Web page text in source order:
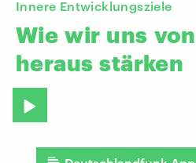
Innere Entwicklungsziele
Wie wir uns von
heraus stärken